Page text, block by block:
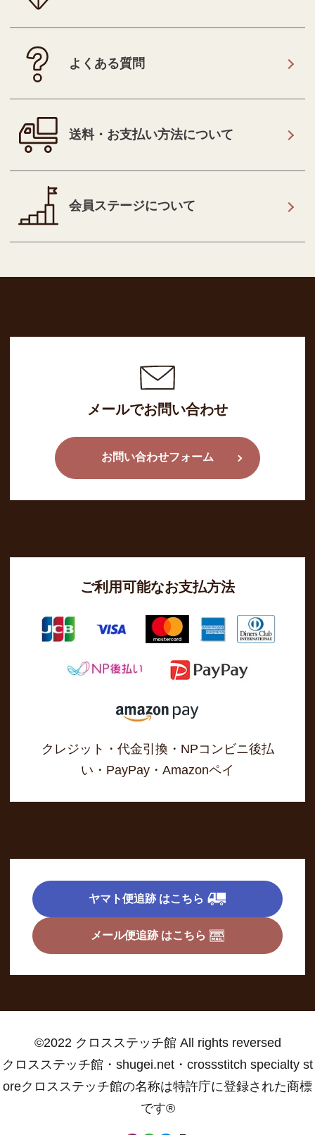
よくある質問
送料・お支払い方法について
会員ステージについて
メールでお問い合わせ
お問い合わせフォーム
ご利用可能なお支払方法
クレジット・代金引換・NPコンビニ後払
い・PayPay・Amazonペイ
ヤマト便追跡 はこちら
メール便追跡 はこちら
©2022 クロスステッチ館 All rights reversed
クロスステッチ館・shugei.net・crossstitch specialty st
oreクロスステッチ館の名称は特許庁に登録された商標
です®